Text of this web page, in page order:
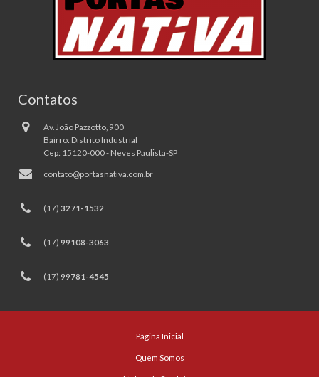
Contatos
Av. João Pazzotto, 900
Bairro: Distrito Industrial
Cep: 15120-000 - Neves Paulista-SP
contato@portasnativa.com.br
(17) 3271-1532
(17) 99108-3063
(17) 99781-4545
Página Inicial
Quem Somos